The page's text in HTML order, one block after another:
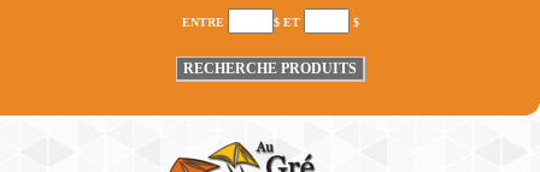
ENTRE $ ET $
RECHERCHE PRODUITS